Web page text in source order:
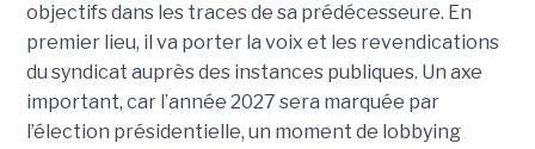
objectifs dans les traces de sa prédécesseure. En
premier lieu, il va porter la voix et les revendications
du syndicat auprès des instances publiques. Un axe
important, car l’année 2027 sera marquée par
l’élection présidentielle, un moment de lobbying